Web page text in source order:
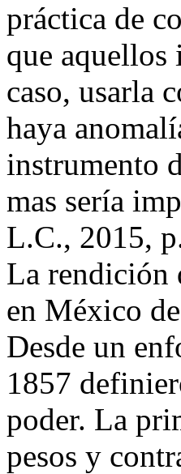
práctica de
que aquellos
caso, usarla
haya
instrumento
mas sería
L.C., 2015,
La rendición
en México
Desde un
1857
poder. La
pesos y